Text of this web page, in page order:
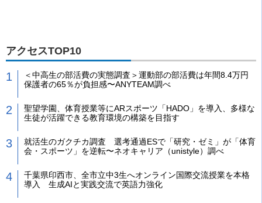
アクセスTOP10
＜中高生の部活費の実態調査＞運動部の部活費は年間8.4万円
保護者の65％が負担感〜ANYTEAM調べ
聖望学園、体育授業等にARスポーツ「HADO」を導入、多様な
生徒が活躍できる教育環境の構築を目指す
就活生のガクチカ調査 選考通過ESで「研究・ゼミ」が「体育
会・スポーツ」を逆転〜ネオキャリア（unistyle）調べ
千葉県印西市、全市立中3生へオンライン国際交流授業を本格
導入 生成AIと実践交流で英語力強化